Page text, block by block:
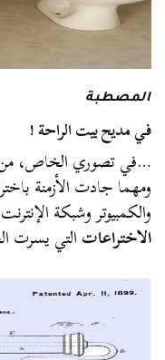
المصطبة
في مديح بيت الراحة !
…في تصوري الخاص،
ومهما جادت الأزمنة
والكمبيوتر وشبكة
الاختراعاتالتي يسرت